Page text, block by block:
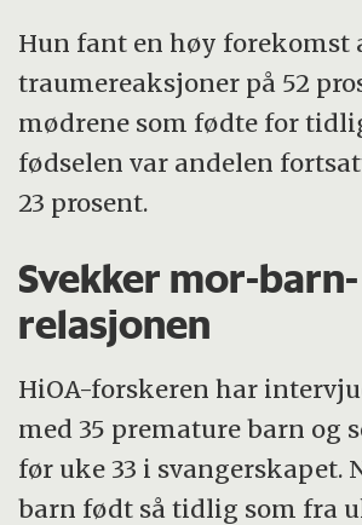
Barn født før uke 28 er
barn og født cirka tre måneder
for tidlig født barn er dårlig
et liv utenfor livmoren. Mange
reguleringsmekanismene er
Barna har problemer med
varmereguleringen og
de har nedsatt
infeksjoner.
Særlig barn med fødselsvekt
Hun fant en høy forekomst
traumereaksjoner på 52
mødrene som fødte for
fødselen var andelen
23 prosent.
Svekker mor-barn-
relasjonen
HiOA-forskeren har
med 35 premature barn og
før uke 33 i svangerskapet.
barn født så tidlig som fra